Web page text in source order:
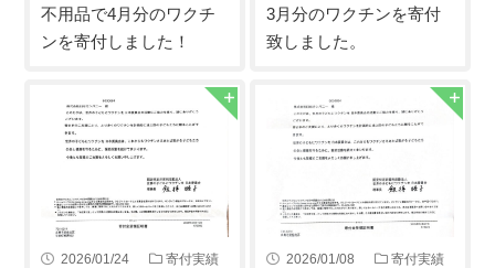
不用品で4月分のワクチ
ンを寄付しました！
3月分のワクチンを寄付
致しました。
2026/01/24
寄付実績
2026/01/08
寄付実績